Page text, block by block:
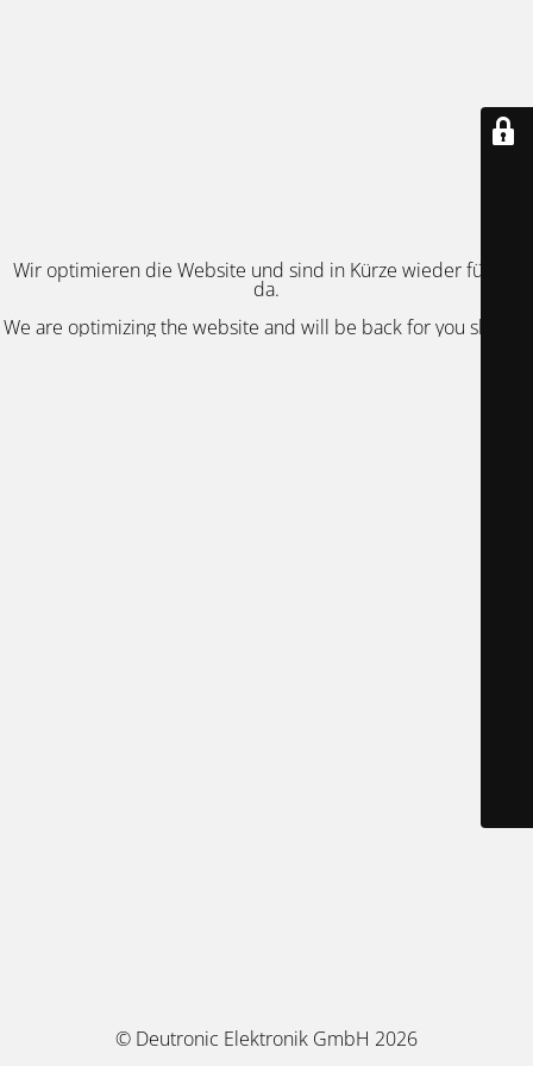
Wir optimieren die Website und sind in Kürze wieder für Sie
da.
We are optimizing the website and will be back for you shortly.
© Deutronic Elektronik GmbH 2026